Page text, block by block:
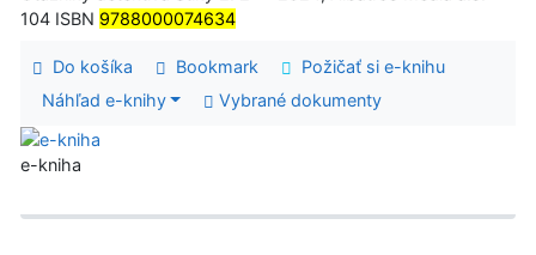
104 ISBN 9788000074634
Do košíka Bookmark
Požičať si e-knihu
Náhľad e-knihy
Vybrané dokumenty
e-kniha